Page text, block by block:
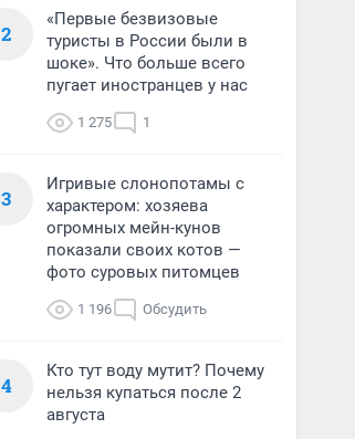
2
«Первые безвизовые
туристы в России были в
шоке». Что больше всего
пугает иностранцев у нас
1 275 1
3
Игривые слонопотамы с
характером: хозяева
огромных мейн-кунов
показали своих котов —
фото суровых питомцев
1 196 Обсудить
4
Кто тут воду мутит? Почему
нельзя купаться после 2
августа